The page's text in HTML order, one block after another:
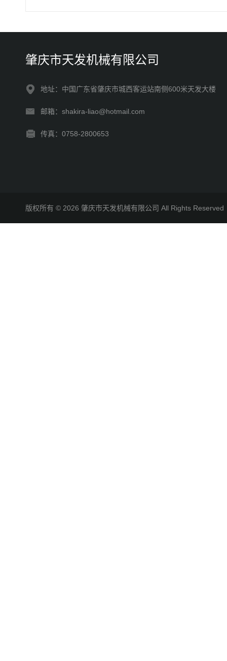
肇庆市天发机械有限公司
地址：中国广东省肇庆市城西客运站南侧600米天发大楼
邮箱：shakira-liao@hotmail.com
传真：0758-2800653
版权所有 © 2026 肇庆市天发机械有限公司 All Rights